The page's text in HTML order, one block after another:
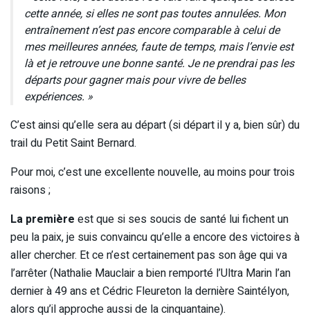
cette année, si elles ne sont pas toutes annulées. Mon
entraînement n’est pas encore comparable à celui de
mes meilleures années, faute de temps, mais l’envie est
là et je retrouve une bonne santé. Je ne prendrai pas les
départs pour gagner mais pour vivre de belles
expériences. »
C’est ainsi qu’elle sera au départ (si départ il y a, bien sûr) du
trail du Petit Saint Bernard.
Pour moi, c’est une excellente nouvelle, au moins pour trois
raisons ;
La première est que si ses soucis de santé lui fichent un
peu la paix, je suis convaincu qu’elle a encore des victoires à
aller chercher. Et ce n’est certainement pas son âge qui va
l’arrêter (Nathalie Mauclair a bien remporté l’Ultra Marin l’an
dernier à 49 ans et Cédric Fleureton la dernière Saintélyon,
alors qu’il approche aussi de la cinquantaine).